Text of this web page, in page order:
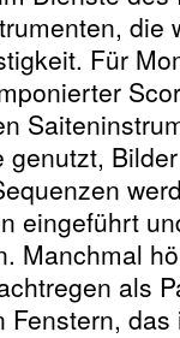
die
Für
genutzt,
eingeführt
Manchmal
als
Fenstern,